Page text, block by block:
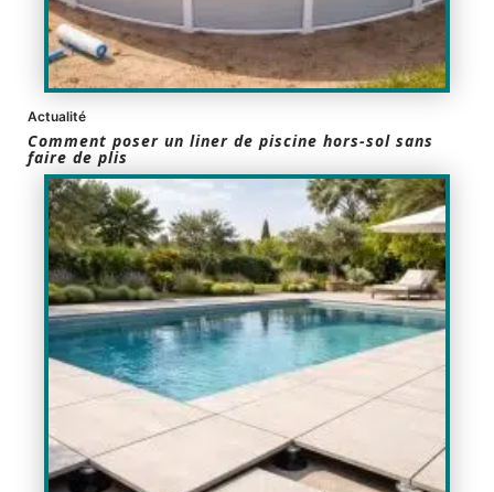
Actualité
Comment poser un liner de piscine hors-sol sans
faire de plis